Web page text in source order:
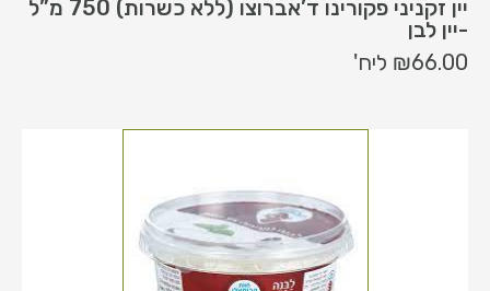
יין זקניני פקורינו ד’אברוצו (ללא כשרות) 750 מ”ל
-יין לבן
₪66.00 ליח'